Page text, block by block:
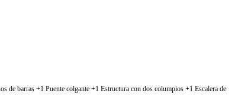
de barras +1 Puente colgante +1 Estructura con dos columpios +1 Escalera de